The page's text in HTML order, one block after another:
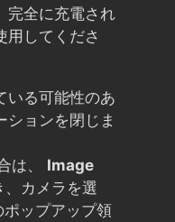
完全に充電され
用してくださ
いる可能性のあ
ションを閉じま
は、 Image
、カメラを選
ップアップ領